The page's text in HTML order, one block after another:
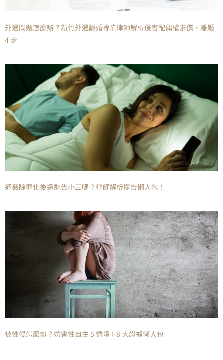
外遇問題怎麼辦？新竹外遇離婚專業律師解析侵害配偶權求償、離婚
4 步
通姦除罪化後還能告小三嗎？律師解析提告懶人包！
被性侵怎麼辦？妨害性自主 5 情境＋8 大證據懶人包